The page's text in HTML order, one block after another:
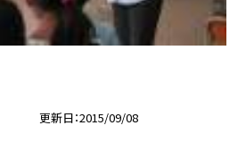
更新日 2015/09/08